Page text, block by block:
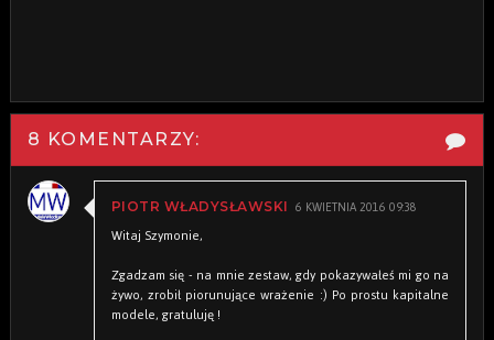
8 KOMENTARZY:
PIOTR WŁADYSŁAWSKI 6 KWIETNIA 2016 09:38
Witaj Szymonie,
Zgadzam się - na mnie zestaw, gdy pokazywałeś mi go na
żywo, zrobił piorunujące wrażenie :) Po prostu kapitalne
modele, gratuluję !